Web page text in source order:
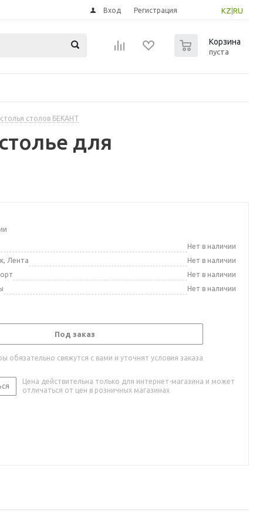
KZ RU
Вход Регистрация
Корзина
пуста
столов БЕКАНТ
для
Нет в наличии
Лента
Нет в наличии
Нет в наличии
Нет в наличии
Под заказ
обязательно свяжутся с вами и уточнят условия заказа
Цена действительна только для интернет-магазина и может
отличаться от цен в розничных магазинах